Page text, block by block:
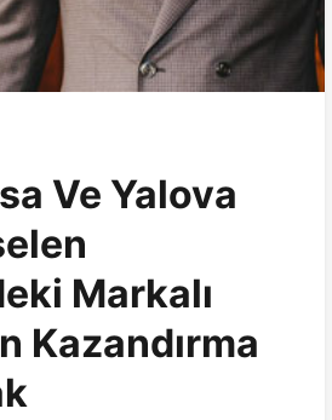
Ve Yalova
Markalı
Kazandırma